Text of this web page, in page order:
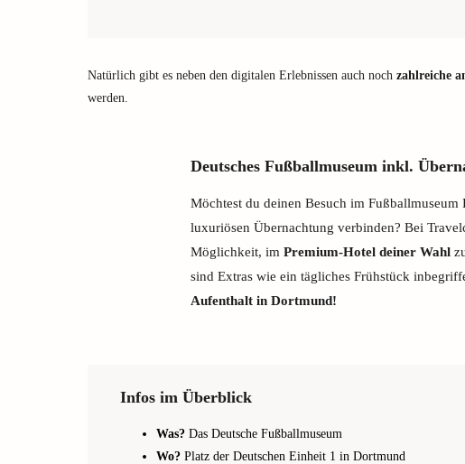
Natürlich gibt es neben den digitalen Erlebnissen auch noch zahlreiche
werden.
Deutsches Fußballmuseum inkl.
Möchtest du deinen Besuch im
luxuriösen Übernachtung verbinden? Bei
Möglichkeit, im Premium-Hotel deiner Wahl
sind Extras wie ein tägliches Frühstück
Aufenthalt in Dortmund!
Infos im Überblick
Was? Das Deutsche Fußballmuseum
Wo? Platz der Deutschen Einheit 1 in Dortmund